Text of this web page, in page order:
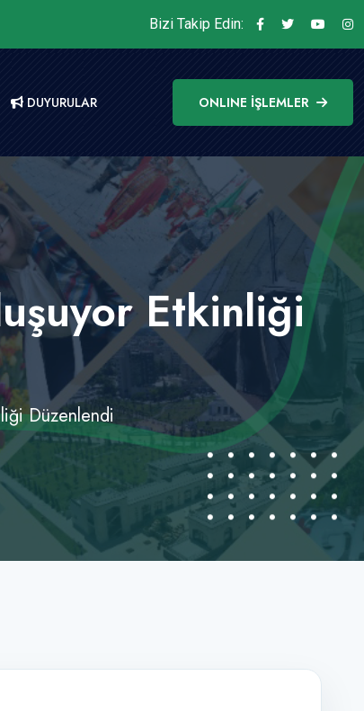
Bizi Takip Edin:
DUYURULAR ONLINE İŞLEMLER
Etkinliği
Düzenlendi